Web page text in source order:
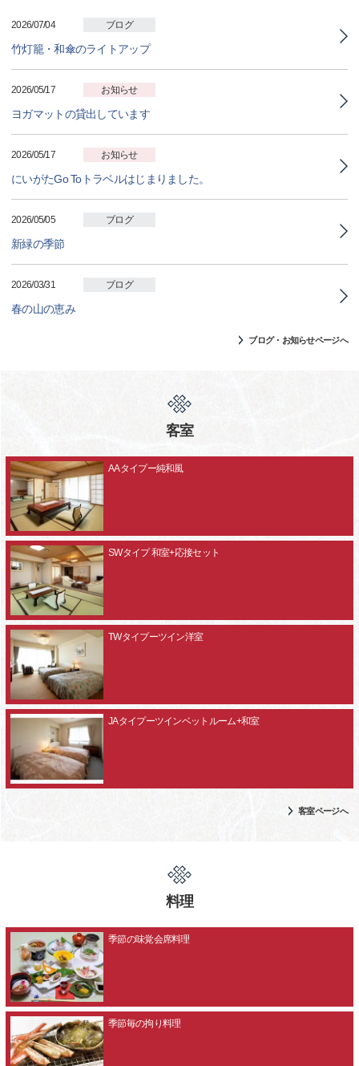
2026/07/04 ブログ
竹灯籠・和傘のライトアップ
2026/05/17 お知らせ
ヨガマットの貸出しています
2026/05/17 お知らせ
にいがたGo Toトラベルはじまりました。
2026/05/05 ブログ
新緑の季節
2026/03/31 ブログ
春の山の恵み
ブログ・お知らせページへ
客室
AAタイプー純和風
SWタイプ 和室+応接セット
TWタイプーツイン洋室
JAタイプーツインベットルーム+和室
客室ページへ
料理
季節の味覚会席料理
季節毎の拘り料理